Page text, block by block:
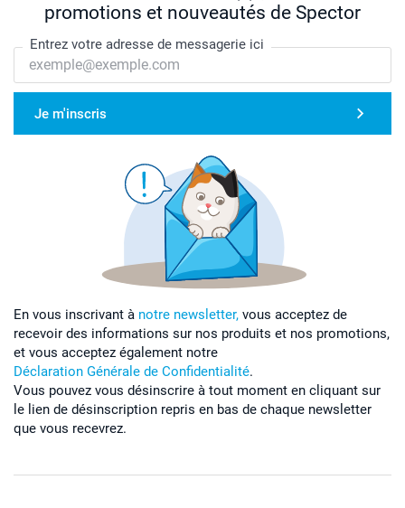
promotions et nouveautés de Spector
Entrez votre adresse de messagerie ici
Je m'inscris
En vous inscrivant à notre newsletter, vous acceptez de
recevoir des informations sur nos produits et nos promotions,
et vous acceptez également notre
Déclaration Générale de Confidentialité.
Vous pouvez vous désinscrire à tout moment en cliquant sur
le lien de désinscription repris en bas de chaque newsletter
que vous recevrez.